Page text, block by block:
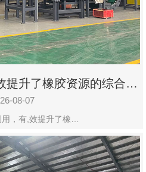
提升了橡胶资源的综合利
用率08-07
，有,效提升了橡…